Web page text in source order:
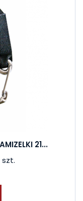
21...